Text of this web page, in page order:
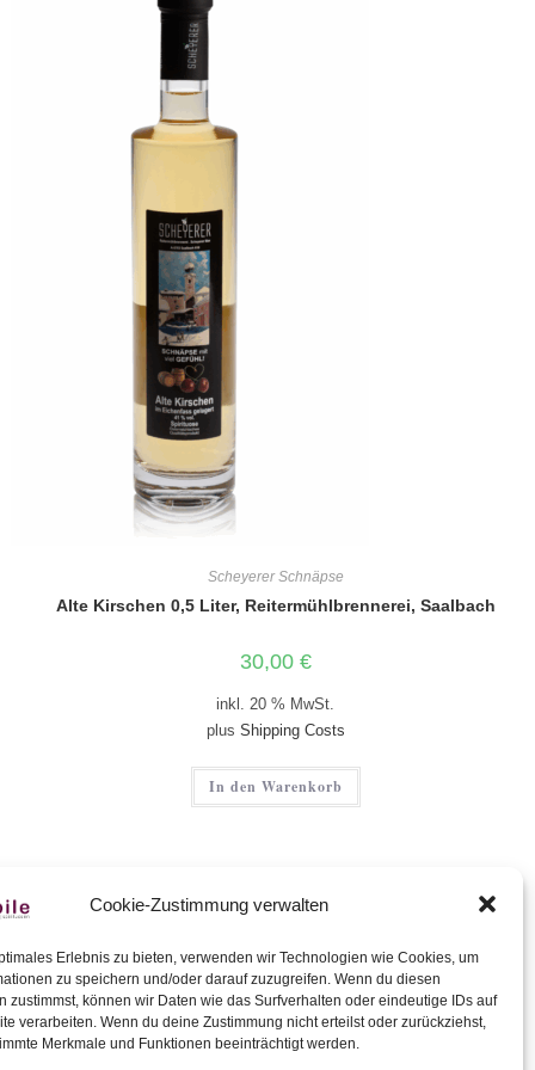
Cookie-Zustimmung verwalten
Erlebnis zu bieten, verwenden wir Technologien wie Cookies, um
zu speichern und/oder darauf zuzugreifen. Wenn du diesen
zustimmst, können wir Daten wie das Surfverhalten oder eindeutige IDs auf
verarbeiten. Wenn du deine Zustimmung nicht erteilst oder zurückziehst,
Merkmale und Funktionen beeinträchtigt werden.
Scheyerer Schnäpse
Alte Kirschen 0,5 Liter, Reitermühlbrennerei, Saalbach
30,00 €
inkl. 20 % MwSt.
plus Shipping Costs
In den Warenkorb
Rundgang